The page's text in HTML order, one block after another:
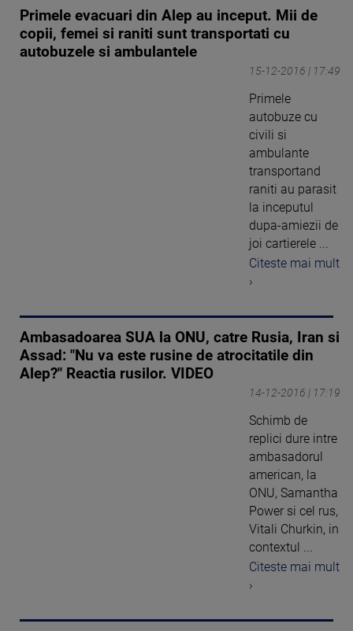
Primele evacuari din Alep au inceput. Mii de
copii, femei si raniti sunt transportati cu
autobuzele si ambulantele
15-12-2016 | 17:49
Primele
autobuze cu
civili si
ambulante
transportand
raniti au parasit
la inceputul
dupa-amiezii de
joi cartierele ...
Citeste mai mult
›
Ambasadoarea SUA la ONU, catre Rusia, Iran si
Assad: "Nu va este rusine de atrocitatile din
Alep?" Reactia rusilor. VIDEO
14-12-2016 | 17:19
Schimb de
replici dure intre
ambasadorul
american, la
ONU, Samantha
Power si cel rus,
Vitali Churkin, in
contextul ...
Citeste mai mult
›